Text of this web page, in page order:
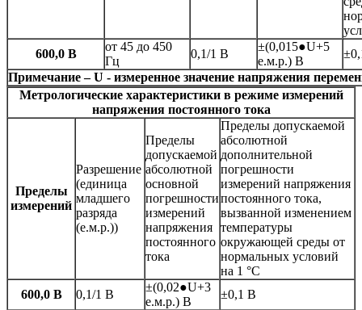
600,0 В
от 45 до 450
Гц
0,1/1 В
±(0,015●U+5
е.м.р.) В
Примечание – U - измеренное значение напряжения
Метрологические характеристики в режиме измерений
напряжения постоянного тока
Пределы
измерений
Разрешение
(единица
младшего
разряда
(е.м.р.))
Пределы
допускаемой
абсолютной
основной
погрешности
измерений
напряжения
постоянного
тока
Пределы допускаемой
абсолютной
дополнительной
погрешности
измерений напряжения
постоянного тока,
вызванной изменением
температуры
окружающей среды от
нормальных условий
на 1 °С
600,0 В
0,1/1 В
±(0,02●U+3
е.м.р.) В
±0,1 В